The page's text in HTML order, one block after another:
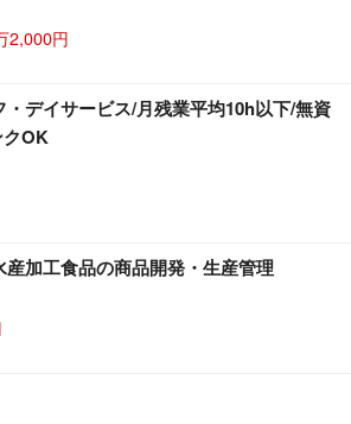
2,000円
デイサービス/月残業平均10h以下/無資
OK
加工食品の商品開発・生産管理